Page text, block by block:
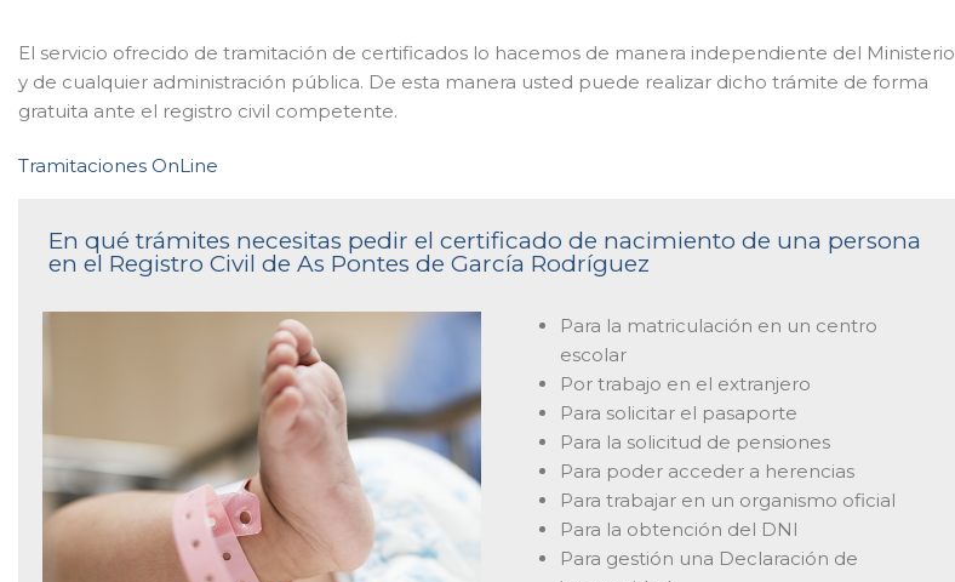
El servicio ofrecido de tramitación de certificados lo hacemos de manera independiente del Ministerio
y de cualquier administración pública. De esta manera usted puede realizar dicho trámite de forma
gratuita ante el registro civil competente.
Tramitaciones OnLine
En qué trámites necesitas pedir el certificado de nacimiento de una persona
en el Registro Civil de As Pontes de García Rodríguez
Para la matriculación en un centro
escolar
Por trabajo en el extranjero
Para solicitar el pasaporte
Para la solicitud de pensiones
Para poder acceder a herencias
Para trabajar en un organismo oficial
Para la obtención del DNI
Para gestión una Declaración de